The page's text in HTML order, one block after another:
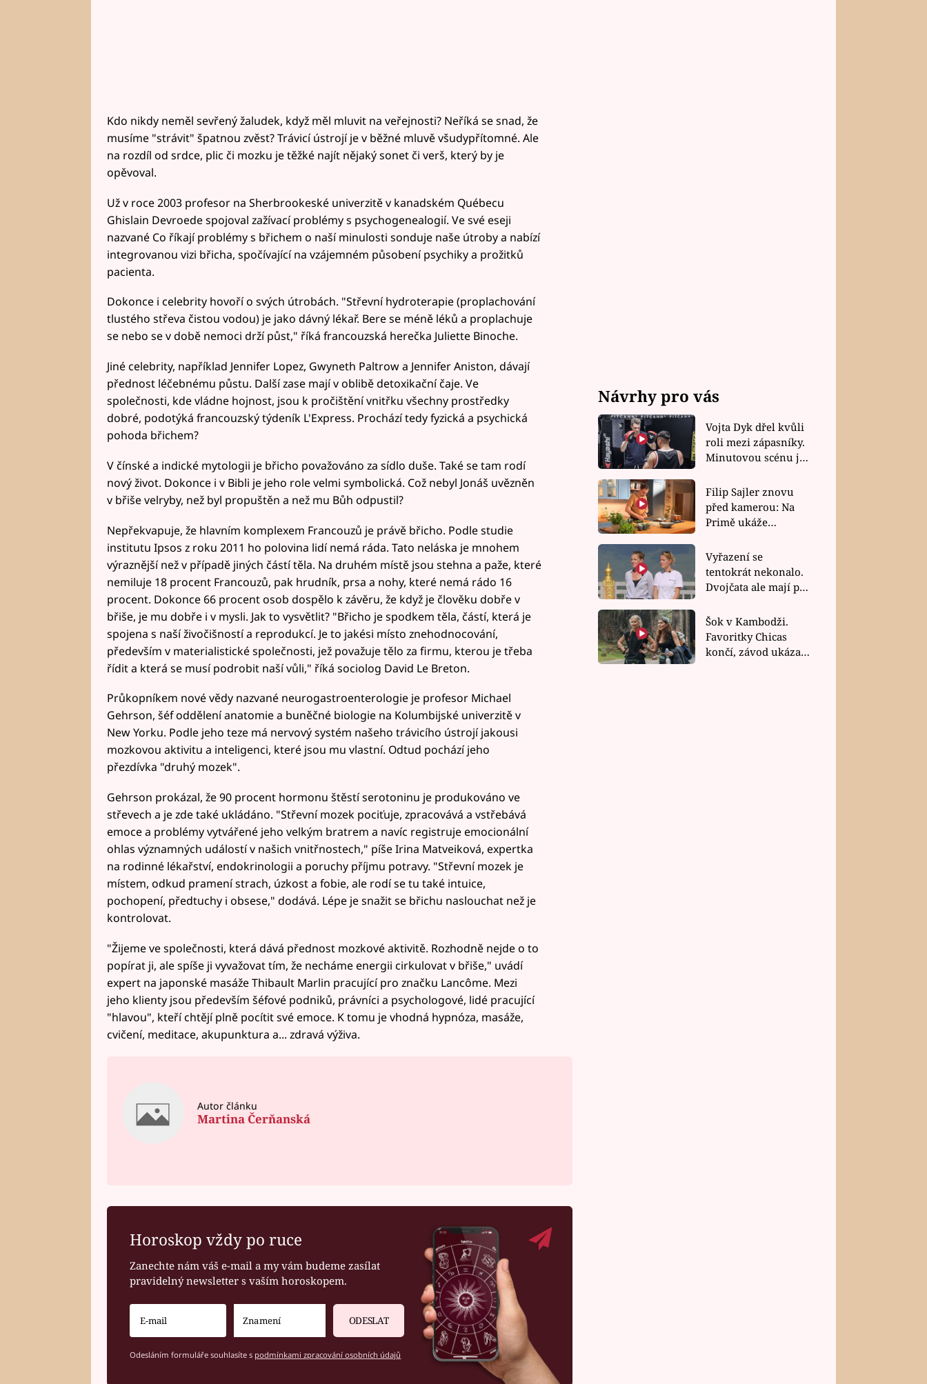
Kdo nikdy neměl sevřený žaludek, když měl mluvit na veřejnosti? Neříká se snad, že
musíme "strávit" špatnou zvěst? Trávicí ústrojí je v běžné mluvě všudypřítomné. Ale
na rozdíl od srdce, plic či mozku je těžké najít nějaký sonet či verš, který by je
opěvoval.
Už v roce 2003 profesor na Sherbrookeské univerzitě v kanadském Québecu
Ghislain Devroede spojoval zažívací problémy s psychogenealogií. Ve své eseji
nazvané Co říkají problémy s břichem o naší minulosti sonduje naše útroby a nabízí
integrovanou vizi břicha, spočívající na vzájemném působení psychiky a prožitků
pacienta.
Dokonce i celebrity hovoří o svých útrobách. "Střevní hydroterapie (proplachování
tlustého střeva čistou vodou) je jako dávný lékař. Bere se méně léků a proplachuje
se nebo se v době nemoci drží půst," říká francouzská herečka Juliette Binoche.
Jiné celebrity, například Jennifer Lopez, Gwyneth Paltrow a Jennifer Aniston, dávají
přednost léčebnému půstu. Další zase mají v oblibě detoxikační čaje. Ve
společnosti, kde vládne hojnost, jsou k pročištění vnitřku všechny prostředky
dobré, podotýká francouzský týdeník L'Express. Prochází tedy fyzická a psychická
pohoda břichem?
V čínské a indické mytologii je břicho považováno za sídlo duše. Také se tam rodí
nový život. Dokonce i v Bibli je jeho role velmi symbolická. Což nebyl Jonáš uvězněn
v břiše velryby, než byl propuštěn a než mu Bůh odpustil?
Nepřekvapuje, že hlavním komplexem Francouzů je právě břicho. Podle studie
institutu Ipsos z roku 2011 ho polovina lidí nemá ráda. Tato neláska je mnohem
výraznější než v případě jiných částí těla. Na druhém místě jsou stehna a paže, které
nemiluje 18 procent Francouzů, pak hrudník, prsa a nohy, které nemá rádo 16
procent. Dokonce 66 procent osob dospělo k závěru, že když je člověku dobře v
břiše, je mu dobře i v mysli. Jak to vysvětlit? "Břicho je spodkem těla, částí, která je
spojena s naší živočišností a reprodukcí. Je to jakési místo znehodnocování,
především v materialistické společnosti, jež považuje tělo za firmu, kterou je třeba
řídit a která se musí podrobit naší vůli," říká sociolog David Le Breton.
Průkopníkem nové vědy nazvané neurogastroenterologie je profesor Michael
Gehrson, šéf oddělení anatomie a buněčné biologie na Kolumbijské univerzitě v
New Yorku. Podle jeho teze má nervový systém našeho trávicího ústrojí jakousi
mozkovou aktivitu a inteligenci, které jsou mu vlastní. Odtud pochází jeho
přezdívka "druhý mozek".
Gehrson prokázal, že 90 procent hormonu štěstí serotoninu je produkováno ve
střevech a je zde také ukládáno. "Střevní mozek pociťuje, zpracovává a vstřebává
emoce a problémy vytvářené jeho velkým bratrem a navíc registruje emocionální
ohlas významných událostí v našich vnitřnostech," píše Irina Matveiková, expertka
na rodinné lékařství, endokrinologii a poruchy příjmu potravy. "Střevní mozek je
místem, odkud pramení strach, úzkost a fobie, ale rodí se tu také intuice,
pochopení, předtuchy i obsese," dodává. Lépe je snažit se břichu naslouchat než je
kontrolovat.
"Žijeme ve společnosti, která dává přednost mozkové aktivitě. Rozhodně nejde o to
popírat ji, ale spíše ji vyvažovat tím, že necháme energii cirkulovat v břiše," uvádí
expert na japonské masáže Thibault Marlin pracující pro značku Lancôme. Mezi
jeho klienty jsou především šéfové podniků, právníci a psychologové, lidé pracující
"hlavou", kteří chtějí plně pocítit své emoce. K tomu je vhodná hypnóza, masáže,
cvičení, meditace, akupunktura a... zdravá výživa.
Autor článku
Martina Čerňanská
Horoskop vždy po ruce
Zanechte nám váš e-mail a my vám budeme zasílat
pravidelný newsletter s vaším horoskopem.
ODESLAT
Odesláním formuláře souhlasíte s podmínkami zpracování osobních údajů
Návrhy pro vás
Vojta Dyk dřel kvůli
roli mezi zápasníky.
Minutovou scénu jel
Filip Sajler znovu
před kamerou: Na
Primě ukáže
rychlé recepty
Vyřazení se
tentokrát nekonalo.
Dvojčata ale mají po
závodu nůž na krku
Šok v Kambodži.
Favoritky Chicas
končí, závod ukázal